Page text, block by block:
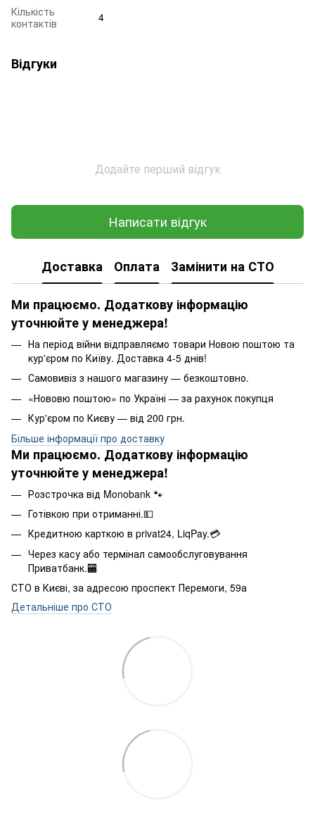
Кількість
контактів
4
Відгуки
Додайте перший відгук
Написати відгук
Доставка Оплата Замінити на СТО
Ми працюємо. Додаткову інформацію
уточнюйте у менеджера!
На період війни відправляємо товари Новою поштою та
кур'єром по Київу. Доставка 4-5 днів!
Самовивіз з нашого магазину — безкоштовно.
«Нововю поштою» по Україні — за рахунок покупця
Кур'єром по Києву — від 200 грн.
Більше інформації про доставку
Ми працюємо. Додаткову інформацію
уточнюйте у менеджера!
Розстрочка від Monobank 🐾
Готівкою при отриманні.💵
Кредитною карткою в privat24, LiqPay.💳
Через касу або термінал самообслуговування
Приватбанк.🏧
СТО в Києві, за адресою проспект Перемоги, 59а
Детальніше про СТО